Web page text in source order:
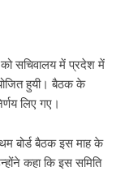
सचिवालय में प्रदेश में
हुयी। बैठक के
लिए गए।
बोर्ड बैठक इस माह के
कहा कि इस समिति